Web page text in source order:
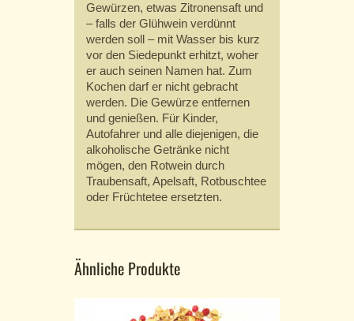
Gewürzen, etwas Zitronensaft und
– falls der Glühwein verdünnt
werden soll – mit Wasser bis kurz
vor den Siedepunkt erhitzt, woher
er auch seinen Namen hat. Zum
Kochen darf er nicht gebracht
werden. Die Gewürze entfernen
und genießen. Für Kinder,
Autofahrer und alle diejenigen, die
alkoholische Getränke nicht
mögen, den Rotwein durch
Traubensaft, Apelsaft, Rotbuschtee
oder Früchtetee ersetzten.
Ähnliche Produkte